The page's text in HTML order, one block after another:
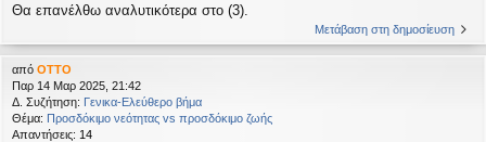
Θα επανέλθω αναλυτικότερα στο (3).
Μετάβαση στη δημοσίευση
από OTTO
Παρ 14 Μαρ 2025, 21:42
Δ. Συζήτηση: Γενικα-Ελεύθερο βήμα
Θέμα: Προσδόκιμο νεότητας vs προσδόκιμο ζωής
Απαντήσεις: 14